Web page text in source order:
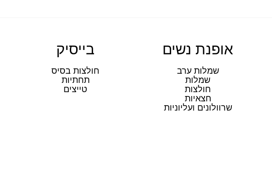
אופנת נשים
שמלות ערב
שמלות
חולצות
חצאיות
שרוולונים ועליוניות
בייסיק
חולצות בסיס
תחתיות
טייצים